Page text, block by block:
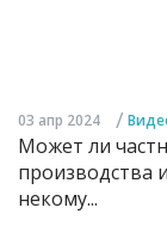
03 апр 2024 /
Может ли
производства
некому...